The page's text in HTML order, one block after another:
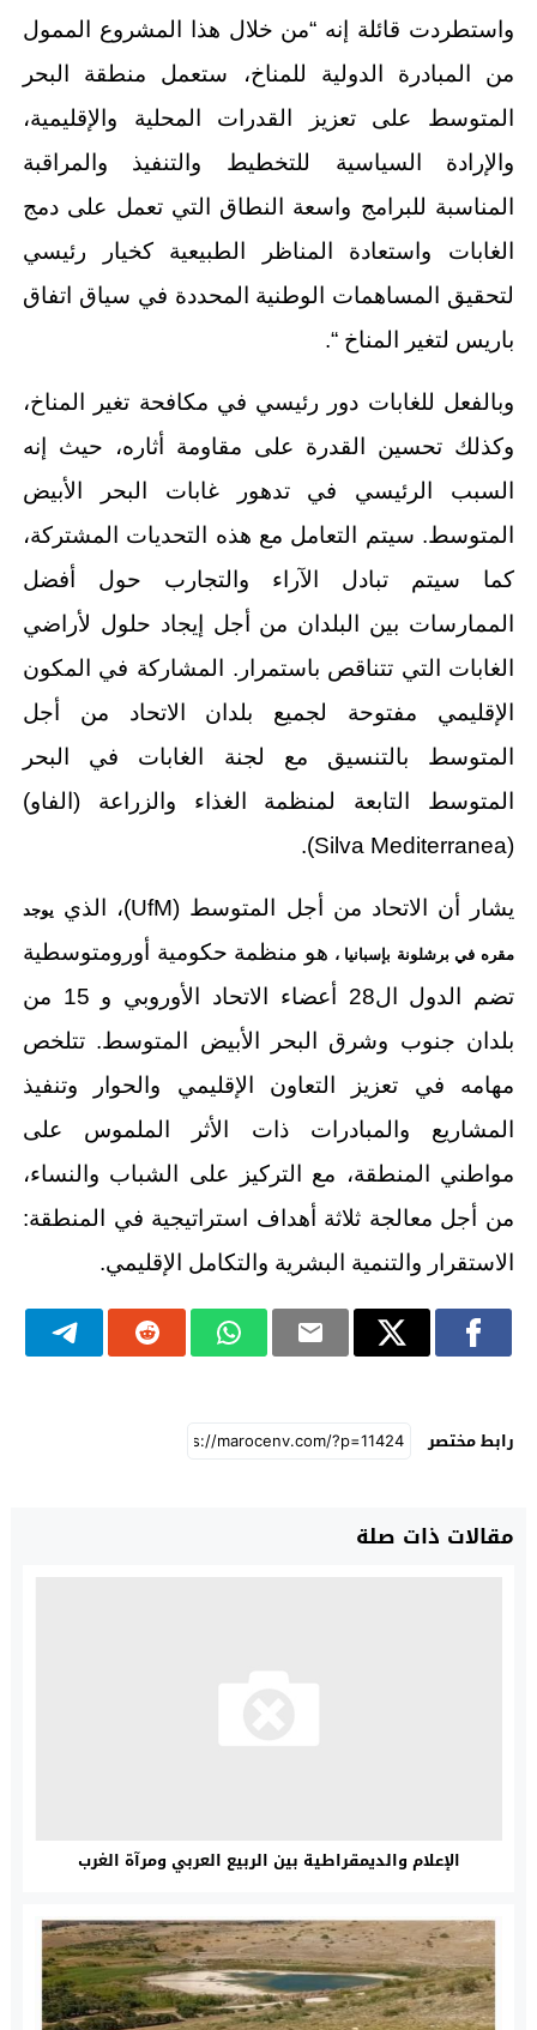
واستطردت قائلة إنه “من خلال هذا المشروع الممول
من المبادرة الدولية للمناخ، ستعمل منطقة البحر
المتوسط على تعزيز القدرات المحلية والإقليمية،
والإرادة السياسية للتخطيط والتنفيذ والمراقبة
المناسبة للبرامج واسعة النطاق التي تعمل على دمج
الغابات واستعادة المناظر الطبيعية كخيار رئيسي
لتحقيق المساهمات الوطنية المحددة في سياق اتفاق
باريس لتغير المناخ “.
وبالفعل للغابات دور رئيسي في مكافحة تغير المناخ،
وكذلك تحسين القدرة على مقاومة أثاره، حيث إنه
السبب الرئيسي في تدهور غابات البحر الأبيض
المتوسط. سيتم التعامل مع هذه التحديات المشتركة،
كما سيتم تبادل الآراء والتجارب حول أفضل
الممارسات بين البلدان من أجل إيجاد حلول لأراضي
الغابات التي تتناقص باستمرار. المشاركة في المكون
الإقليمي مفتوحة لجميع بلدان الاتحاد من أجل
المتوسط بالتنسيق مع لجنة الغابات في البحر
المتوسط التابعة لمنظمة الغذاء والزراعة (الفاو)
(Silva Mediterranea).
يشار أن الاتحاد من أجل المتوسط (UfM)، الذي يوجد
مقره في برشلونة بإسبانيا ، هو منظمة حكومية أورومتوسطية
تضم الدول ال28 أعضاء الاتحاد الأوروبي و 15 من
بلدان جنوب وشرق البحر الأبيض المتوسط. تتلخص
مهامه في تعزيز التعاون الإقليمي والحوار وتنفيذ
المشاريع والمبادرات ذات الأثر الملموس على
مواطني المنطقة، مع التركيز على الشباب والنساء،
من أجل معالجة ثلاثة أهداف استراتيجية في المنطقة:
الاستقرار والتنمية البشرية والتكامل الإقليمي.
رابط مختصر
مقالات ذات صلة
الإعلام والديمقراطية بين الربيع العربي ومرآة الغرب